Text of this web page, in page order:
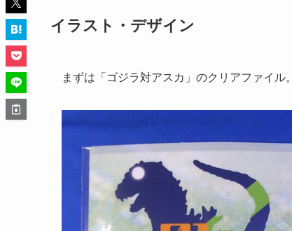
イラスト・デザイン
まずは「ゴジラ対アスカ」のクリアファイル。